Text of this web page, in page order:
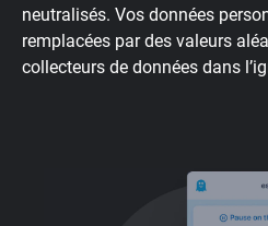
neutralisés. Vos données
remplacées par des valeurs
collecteurs de données dans